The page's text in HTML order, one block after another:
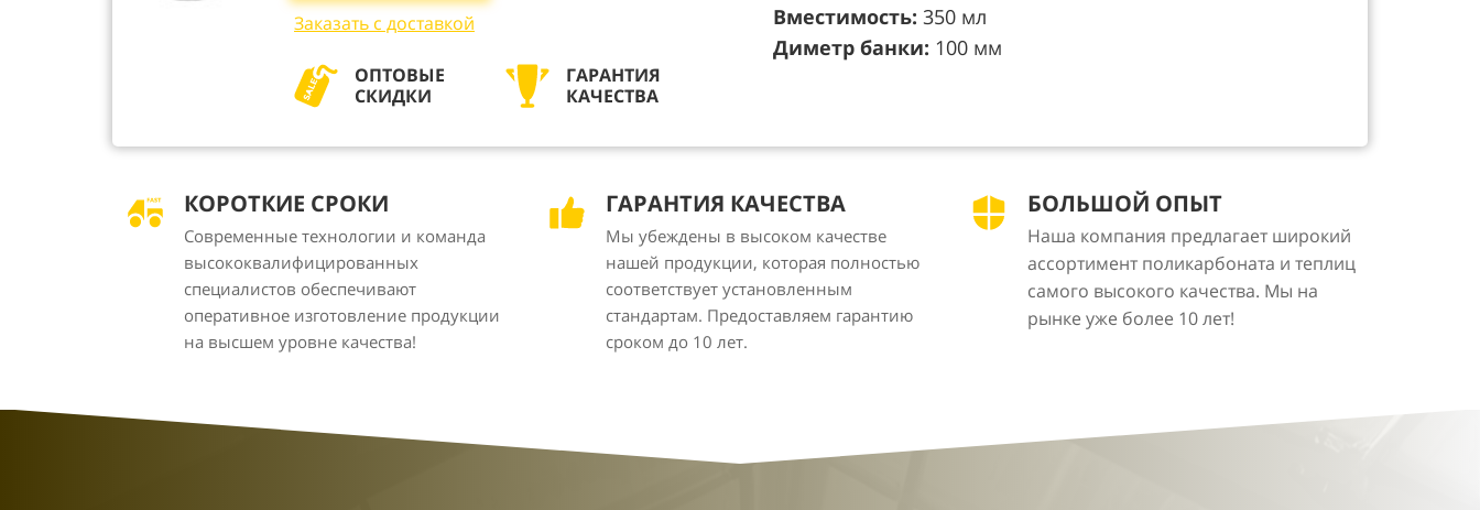
Заказать с доставкой
ОПТОВЫЕ
СКИДКИ
ГАРАНТИЯ
КАЧЕСТВА
Вместимость: 350 мл
Диметр банки: 100 мм
КОРОТКИЕ СРОКИ
Современные технологии и команда
высококвалифицированных
специалистов обеспечивают
оперативное изготовление продукции
на высшем уровне качества!
ГАРАНТИЯ КАЧЕСТВА
Мы убеждены в высоком качестве
нашей продукции, которая полностью
соответствует установленным
стандартам. Предоставляем гарантию
сроком до 10 лет.
БОЛЬШОЙ ОПЫТ
Наша компания предлагает широкий
ассортимент поликарбоната и теплиц
самого высокого качества. Мы на
рынке уже более 10 лет!